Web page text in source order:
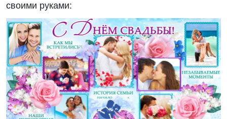
своими руками: